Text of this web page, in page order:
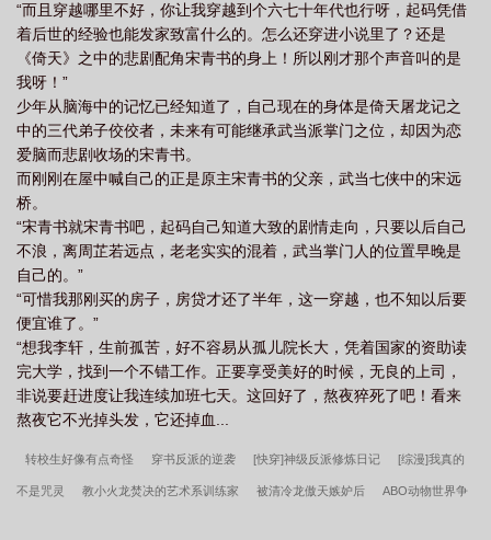
“而且穿越哪里不好，你让我穿越到个六七十年代也行呀，起码凭借
着后世的经验也能发家致富什么的。怎么还穿进小说里了？还是
《倚天》之中的悲剧配角宋青书的身上！所以刚才那个声音叫的是
我呀！”
少年从脑海中的记忆已经知道了，自己现在的身体是倚天屠龙记之
中的三代弟子佼佼者，未来有可能继承武当派掌门之位，却因为恋
爱脑而悲剧收场的宋青书。
而刚刚在屋中喊自己的正是原主宋青书的父亲，武当七侠中的宋远
桥。
“宋青书就宋青书吧，起码自己知道大致的剧情走向，只要以后自己
不浪，离周芷若远点，老老实实的混着，武当掌门人的位置早晚是
自己的。”
“可惜我那刚买的房子，房贷才还了半年，这一穿越，也不知以后要
便宜谁了。”
“想我李轩，生前孤苦，好不容易从孤儿院长大，凭着国家的资助读
完大学，找到一个不错工作。正要享受美好的时候，无良的上司，
非说要赶进度让我连续加班七天。这回好了，熬夜猝死了吧！看来
熬夜它不光掉头发，它还掉血...
转校生好像有点奇怪 穿书反派的逆袭 [快穿]神级反派修炼日记 [综漫]我真的
不是咒灵 教小火龙焚决的艺术系训练家 被清冷龙傲天嫉妒后 ABO动物世界争